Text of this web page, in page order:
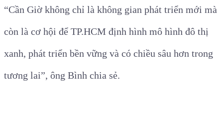
“Cần Giờ không chỉ là không gian phát triển mới mà
còn là cơ hội để TP.HCM định hình mô hình đô thị
xanh, phát triển bền vững và có chiều sâu hơn trong
tương lai”, ông Bình chia sẻ.